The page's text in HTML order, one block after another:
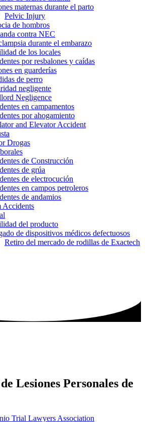
maternas durante el parto
Pelvic Injury
de hombros
contra NEC
durante el embarazo
de los locales
por resbalones y caídas
en guarderías
de perro
negligente
Negligence
en campamentos
por ahogamiento
and Elevator Accident
Drogas
de Construcción
de grúa
de electrocución
en campos petroleros
de andamios
Accidents
del producto
de dispositivos médicos defectuosos
Retiro del mercado de rodillas de Exactech
Lesiones Personales de